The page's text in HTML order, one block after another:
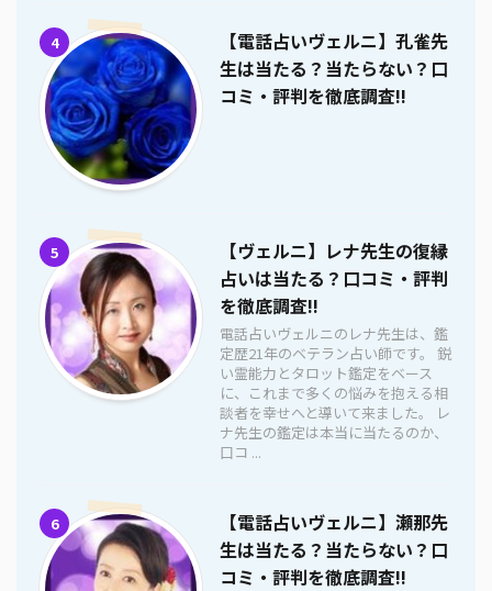
4
【電話占いヴェルニ】孔雀先
生は当たる？当たらない？口
コミ・評判を徹底調査!!
5
【ヴェルニ】レナ先生の復縁
占いは当たる？口コミ・評判
を徹底調査!!
電話占いヴェルニのレナ先生は、鑑
定歴21年のベテラン占い師です。 鋭
い霊能力とタロット鑑定をベース
に、これまで多くの悩みを抱える相
談者を幸せへと導いて来ました。 レ
ナ先生の鑑定は本当に当たるのか、
口コ ...
6
【電話占いヴェルニ】瀬那先
生は当たる？当たらない？口
コミ・評判を徹底調査!!